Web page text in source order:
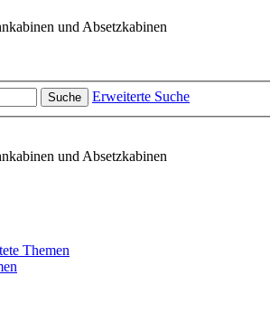
und Absetzkabinen
Suche Erweiterte Suche
und Absetzkabinen
Themen